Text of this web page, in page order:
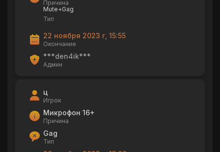
Причина
Mute+Gag
Тип
22 ноября 2023 г, 15:55
Окончание
***den4ik***
Админ
ц
Игрок
Микрофон 16+
Причина
Gag
Тип